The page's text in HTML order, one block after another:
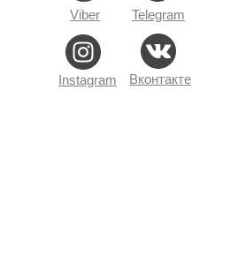
Telegram
Viber
Instagram Вконтакте